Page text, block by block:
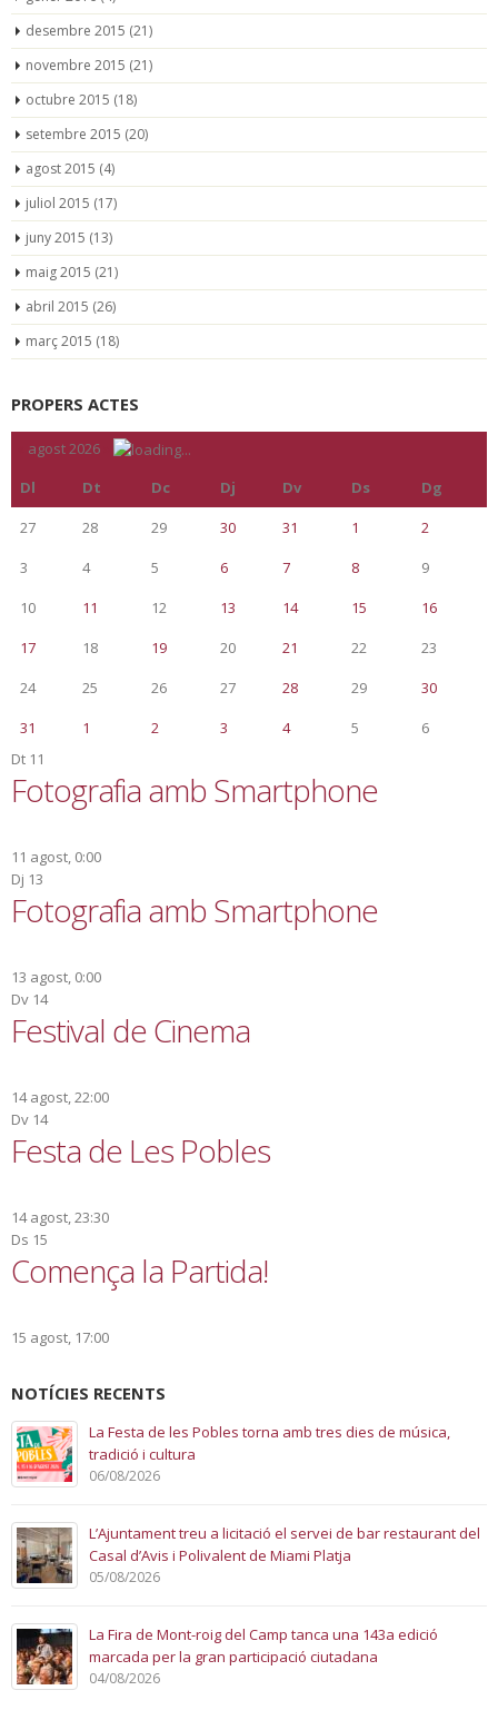
desembre 2015 (21)
novembre 2015 (21)
octubre 2015 (18)
setembre 2015 (20)
agost 2015 (4)
juliol 2015 (17)
juny 2015 (13)
maig 2015 (21)
abril 2015 (26)
març 2015 (18)
PROPERS ACTES
agost 2026
Dl
Dt Dc Dj Dv Ds
Dg
27
28 29 30 31 1
2
3
4 5 6 7 8
9
10
11 12 13 14 15
16
17
18 19 20 21 22
23
24
25 26 27 28 29
30
31
1 2 3 4 5
6
Dt 11
Fotografia amb Smartphone
11 agost, 0:00
Dj 13
Fotografia amb Smartphone
13 agost, 0:00
Dv 14
Festival de Cinema
14 agost, 22:00
Dv 14
Festa de Les Pobles
14 agost, 23:30
Ds 15
Comença la Partida!
15 agost, 17:00
NOTÍCIES RECENTS
La Festa de les Pobles torna amb tres dies de música,
tradició i cultura
06/08/2026
L’Ajuntament treu a licitació el servei de bar restaurant del
Casal d’Avis i Polivalent de Miami Platja
05/08/2026
La Fira de Mont-roig del Camp tanca una 143a edició
marcada per la gran participació ciutadana
04/08/2026